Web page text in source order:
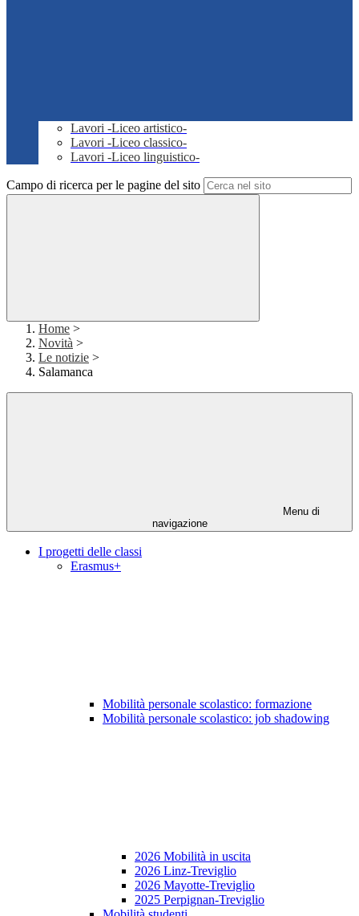
Lavori -Liceo artistico-
Lavori -Liceo classico-
Lavori -Liceo linguistico-
Campo di ricerca per le pagine del sito
Home >
Novità >
Le notizie >
Salamanca
Menu di
navigazione
I progetti delle classi
Erasmus+
Mobilità personale scolastico: formazione
Mobilità personale scolastico: job shadowing
2026 Mobilità in uscita
2026 Linz-Treviglio
2026 Mayotte-Treviglio
2025 Perpignan-Treviglio